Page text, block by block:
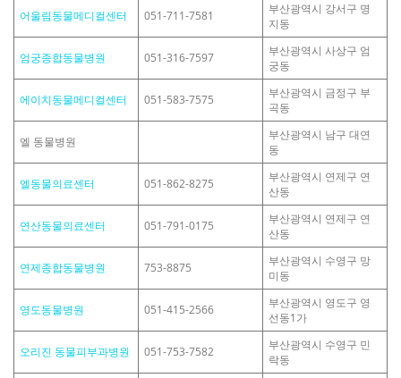
어울림동물메디컬센터 051-711-7581
부산광역시 강서구 명
지동
엄궁종합동물병원 051-316-7597
부산광역시 사상구 엄
궁동
에이치동물메디컬센터 051-583-7575
부산광역시 금정구 부
곡동
엘 동물병원
부산광역시 남구 대연
동
엘동물의료센터 051-862-8275
부산광역시 연제구 연
산동
연산동물의료센터 051-791-0175
부산광역시 연제구 연
산동
연제종합동물병원 753-8875
부산광역시 수영구 망
미동
영도동물병원 051-415-2566
부산광역시 영도구 영
선동1가
오리진 동물피부과병원 051-753-7582
부산광역시 수영구 민
락동